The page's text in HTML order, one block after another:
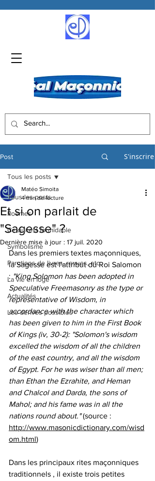
Post S'inscrire
Tous les posts
Poèmes
Ce qui est formidable
Symbolisme
Parutions de livres, revues, etc.
La vie en loge
Actualités
Les dérives possibles
Tous les posts
Et si on parlait de
"Sagesse" ?
Matéo Simoita
4 min de lecture
Dernière mise à jour : 17 juil. 2020
Dans les premiers textes maçonniques,
la Sagesse est l'attribut du Roi Salomon
: "King Solomon has been adopted in
Speculative Freemasonry as the type or
representative of Wisdom, in
accordance with the character which
has been given to him in the First Book
of Kings (iv, 30-2): "Solomon's wisdom
excelled the wisdom of all the children
of the east country, and all the wisdom
of Egypt. For he was wiser than all men;
than Ethan the Ezrahite, and Heman
and Chalcol and Darda, the sons of
Mahol; and his fame was in all the
nations round about." (source :
http://www.masonicdictionary.com/wisd
om.html)
Dans les principaux rites maçonniques
traditionnels , il existe trois petites